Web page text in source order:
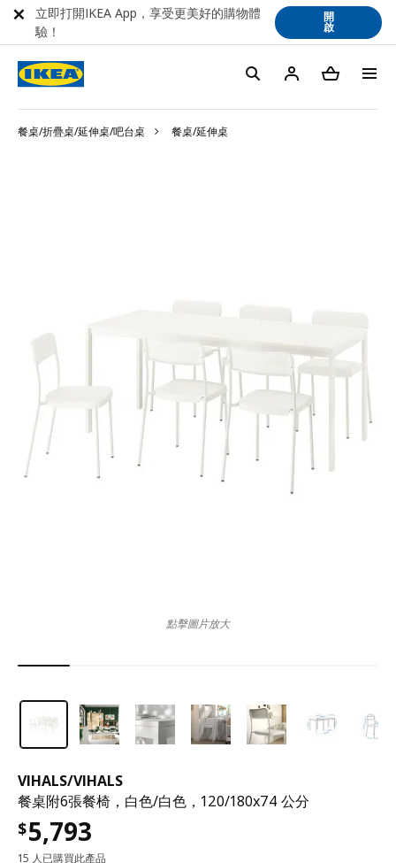
餐桌/折疊桌/延伸桌/吧台桌 餐桌/延伸桌
VIHALS/VIHALS
餐桌附6張餐椅，白色/白色，120/180x74 公分
$5,793
15 人已購買此產品
點擊圖片放大
立即打開IKEA App，享受更美好的購物體
驗！
開
啟